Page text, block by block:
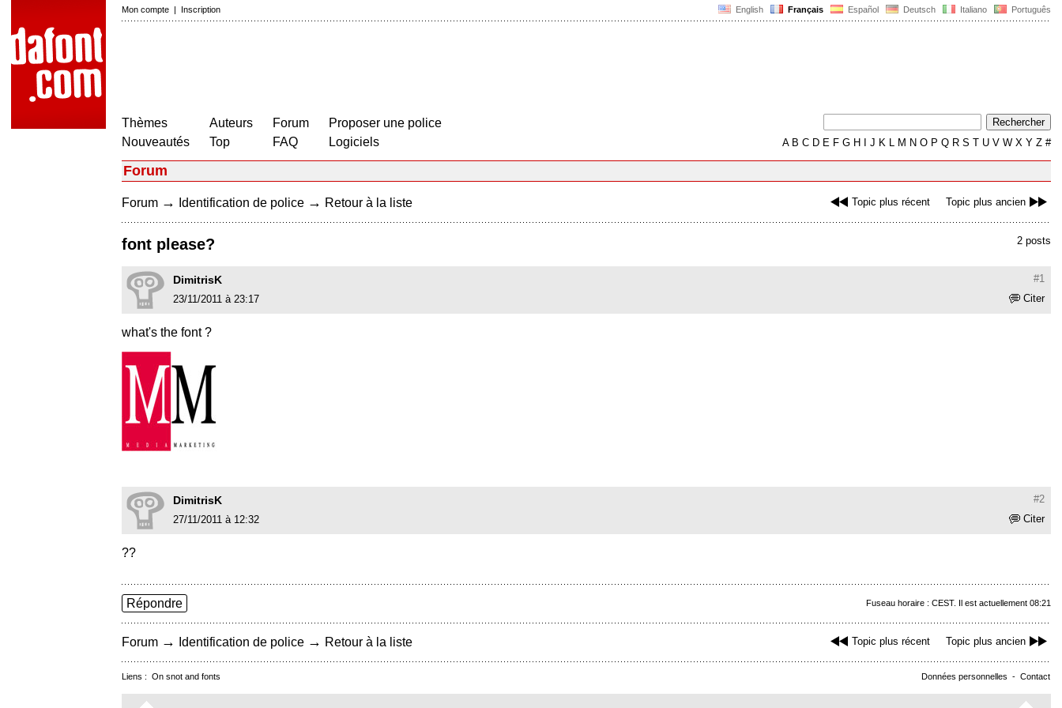
English Français Español Deutsch Italiano Português
Mon compte | Inscription
Thèmes
Nouveautés
Auteurs
Top
Forum
FAQ
Proposer une police
Logiciels
AB C D E F G H J K L M N O P Q R S T U V W X Y Z #
Forum
Topic plus récent Topic plus ancien
Forum → Identification de police → Retour à la liste
2 posts
font please?
#1
DimitrisK
Citer
23/11/2011 à 23:17
what's the font ?
#2
DimitrisK
Citer
27/11/2011 à 12:32
??
Fuseau horaire : CEST. Il est actuellement 08:21
Répondre
Topic plus récent Topic plus ancien
Forum → Identification de police → Retour à la liste
Données personnelles - Contact
Liens : On snot and fonts